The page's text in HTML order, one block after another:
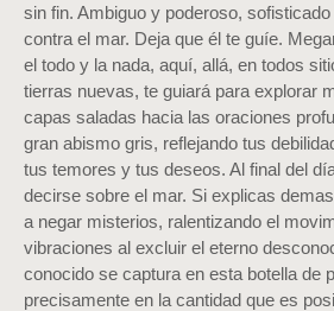
sin fin. Ambiguo y poderoso,
contra el mar. Deja que él te guíe.
el todo y la nada, aquí, allá, en todos
tierras nuevas, te guiará para explorar
capas saladas hacia las oraciones
gran abismo gris, reflejando tus
tus temores y tus deseos. Al final del
decirse sobre el mar. Si explicas
a negar misterios, ralentizando el
vibraciones al excluir el eterno
conocido se captura en esta botella de
precisamente en la cantidad que es